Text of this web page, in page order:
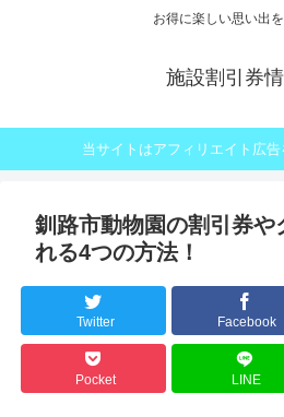
お得に楽しい思い出を
施設割引券
当サイトはアフィリエイト広告
釧路市動物園の割引券や
れる4つの方法！
Twitter Facebook
Pocket LINE